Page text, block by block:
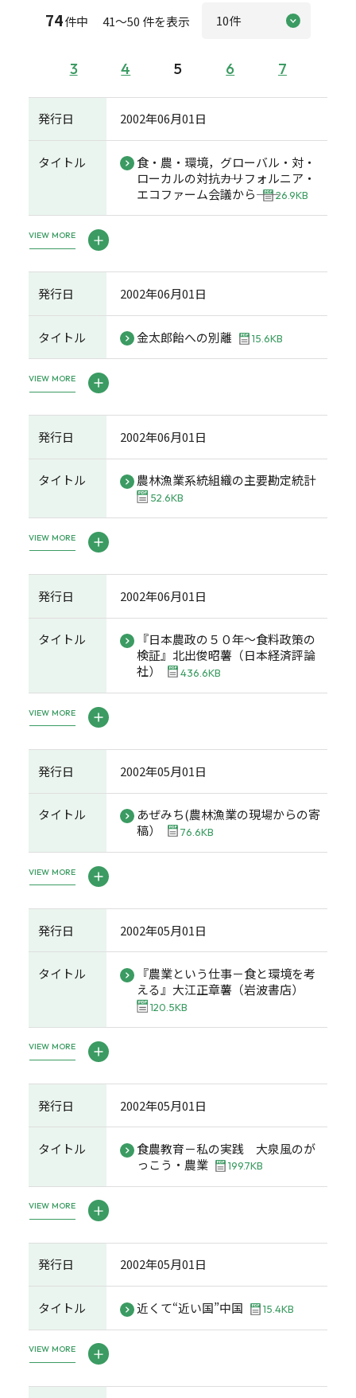
74件中 41～50 件を表示
3 4 5 6 7
発行日 2002年06月01日
タイトル
食・農・環境，グローバル・対・
ローカルの対抗――カリフォルニア・
エコファーム会議から――
26.9KB
VIEW MORE
発行日 2002年06月01日
タイトル 金太郎飴への別離 15.6KB
VIEW MORE
発行日 2002年06月01日
タイトル 農林漁業系統組織の主要勘定統計
52.6KB
VIEW MORE
発行日 2002年06月01日
タイトル
『日本農政の５０年～食料政策の
検証』北出俊昭薯（日本経済評論
社）
436.6KB
VIEW MORE
発行日 2002年05月01日
タイトル
あぜみち(農林漁業の現場からの寄
稿）
76.6KB
VIEW MORE
発行日 2002年05月01日
タイトル
『農業という仕事－食と環境を考
える』大江正章薯（岩波書店）
120.5KB
VIEW MORE
発行日 2002年05月01日
タイトル
食農教育－私の実践 大泉風のが
っこう・農業
199.7KB
VIEW MORE
発行日 2002年05月01日
タイトル 近くて“近い国”中国 15.4KB
VIEW MORE